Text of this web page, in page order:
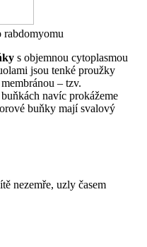
s objemnou cytoplasmou
jsou tenké proužky
– tzv.
navíc prokážeme
buňky mají svalový
nezemře, uzly časem